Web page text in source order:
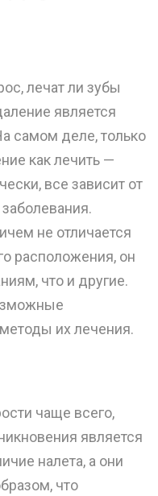
лечат ли зубы
является
самом деле, только
как лечить —
все зависит от
не отличается
расположения, он
что и другие.
их лечения.
чаще всего,
является
налета, а они
что